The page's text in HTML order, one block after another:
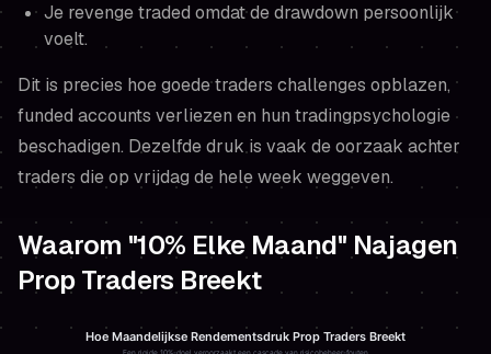
Je revenge traded omdat de drawdown persoonlijk
voelt.
Dit is precies hoe goede traders challenges opblazen,
funded accounts verliezen en hun tradingpsychologie
beschadigen. Dezelfde druk is vaak de oorzaak achter
traders die op vrijdag de hele week weggeven.
Waarom "10% Elke Maand" Najagen
Prop Traders Breekt